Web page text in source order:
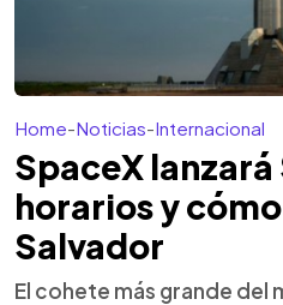
Home-Noticias-Internacional
SpaceX
horarios y
Salvador
El cohete más grande del